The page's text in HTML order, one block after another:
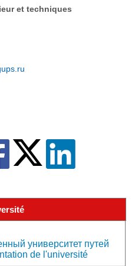
et techniques
университет путей
de l'université